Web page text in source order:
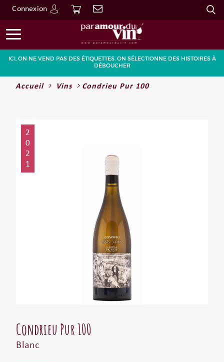
Connexion
Go
ICI, ON NE VEND PAS DES ÉTIQUETTES. ON SÉLECTIONNE DES HISTOIRES À
DÉBOUCHER
Accueil Vins Condrieu Pur 100
2
0
2
1
Condrieu Pur 100
Blanc